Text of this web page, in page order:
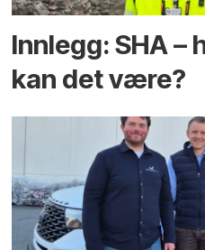
Innlegg: SHA –
kan det være?